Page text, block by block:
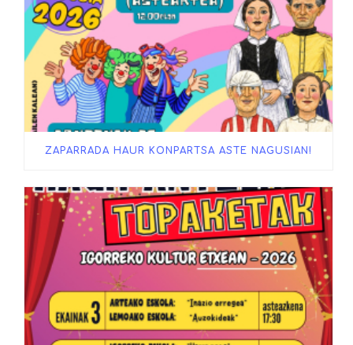
ZAPARRADA HAUR KONPARTSA ASTE NAGUSIAN!